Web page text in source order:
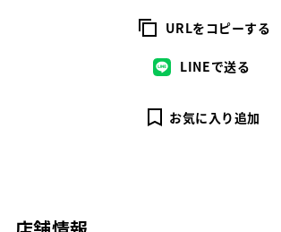
URLをコピーする
LINEで送る
お気に入り追加